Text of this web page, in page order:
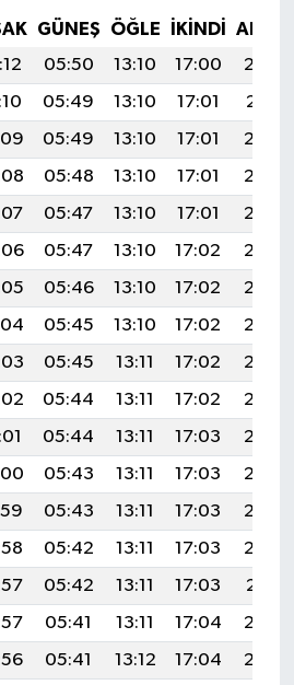
GÜNEŞ ÖĞLE İKINDI
05:50 13:10 17:00
20:20
05:49 13:10 17:01
20:21
05:49 13:10 17:01
20:22
05:48 13:10 17:01
20:22
05:47 13:10 17:01
20:23
05:47 13:10 17:02
20:24
05:46 13:10 17:02
20:25
05:45 13:10 17:02
20:26
05:45 13:11 17:02
20:26
05:44 13:11 17:02
20:27
05:44 13:11 17:03
20:28
05:43 13:11 17:03
20:29
05:43 13:11 17:03
20:29
05:42 13:11 17:03
20:30
05:42 13:11 17:03
20:31
05:41 13:11 17:04
20:32
05:41 13:12 17:04
20:32